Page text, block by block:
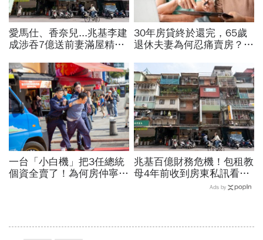
愛馬仕、香奈兒...兆基李建
成涉吞7億送前妻滿屋精
詳當董座才2天閃辭：發現
內部缺失
30年房貸終於還完，65歲
退休夫妻為何忍痛賣房？
草」晚年才懂：房子不是越
大越幸福
一台「小白機」把3任總統
個資全賣了！為何房仲寧願
兆基百億財務危機！包租教
母4年前收到房東私訊看出
「包租代管龍頭岌岌可
Ads by